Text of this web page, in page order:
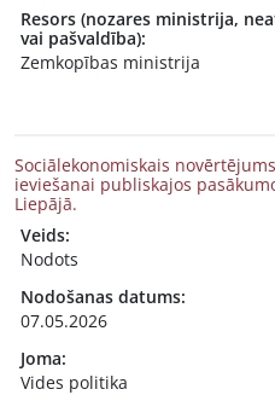
Resors (nozares ministrija,
vai pašvaldība):
Zemkopības ministrija
Sociālekonomiskais
ieviešanai publiskajos
Liepājā.
Veids:
Nodots
Nodošanas datums:
07.05.2026
Joma:
Vides politika